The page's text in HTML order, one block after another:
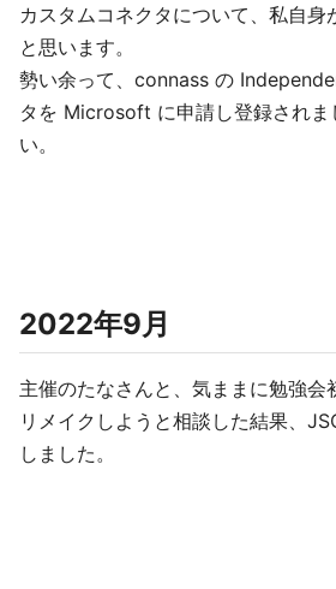
カスタムコネクタについて、私自身
と思います。
勢い余って、connass の
タを Microsoft に申請し登録されま
い。
2022年9月
主催のたなさんと、気ままに勉強会
リメイクしようと相談した結果、
しました。